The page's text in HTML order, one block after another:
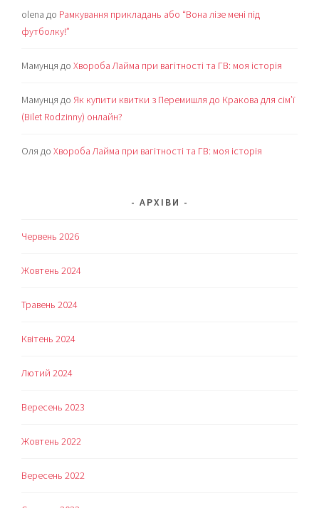
olena до Рамкування прикладань або “Вона лізе мені під
футболку!”
Мамунця доХвороба Лайма при вагітності та ГВ: моя історія
Мамунця до Як купити квитки з Перемишля до Кракова для сім’ї
(Bilet Rodzinny) онлайн?
Оля доХвороба Лайма при вагітності та ГВ: моя історія
АРХІВИ
Червень 2026
Жовтень 2024
Травень 2024
Квітень 2024
Лютий 2024
Вересень 2023
Жовтень 2022
Вересень 2022